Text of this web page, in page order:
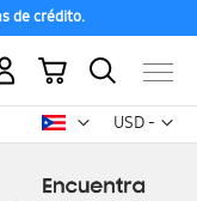
de crédito.
USD -
dólar
Mi carrito